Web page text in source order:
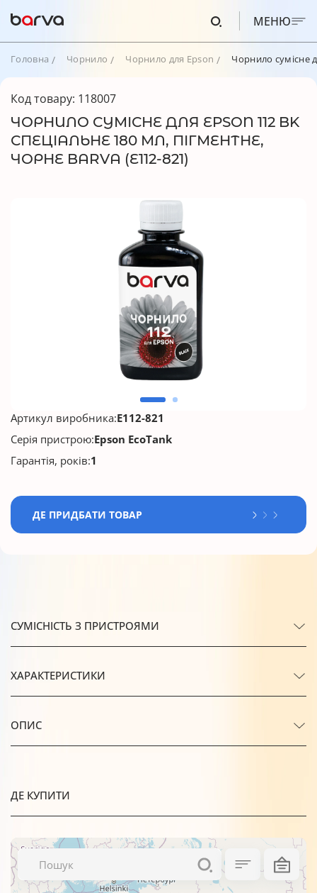
МЕНЮ
Головна Чорнило Чорнило для Epson Чорнило сумісне
Код товару: 118007
ЧОРНИЛО СУМІСНЕ ДЛЯ EPSON 112 BK
СПЕЦІАЛЬНЕ 180 МЛ, ПІГМЕНТНЕ,
ЧОРНЕ BARVA (E112-821)
Артикул виробника:E112-821
Серія пристрою:Epson EcoTank
Гарантія, років:1
ДЕ ПРИДБАТИ ТОВАР
СУМІСНІСТЬ З ПРИСТРОЯМИ
ХАРАКТЕРИСТИКИ
ОПИС
ДЕ КУПИТИ